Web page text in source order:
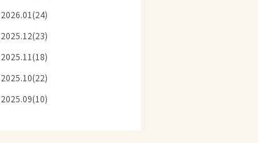
2026.01(24)
2025.12(23)
2025.11(18)
2025.10(22)
2025.09(10)